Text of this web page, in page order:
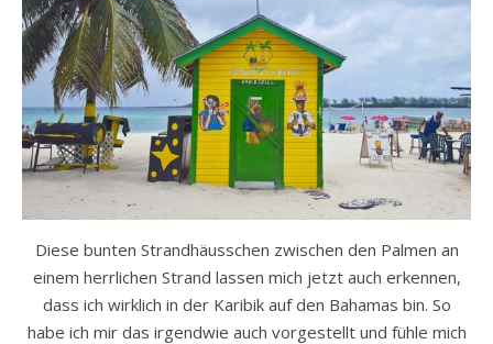
Diese bunten Strandhäusschen zwischen den Palmen an
einem herrlichen Strand lassen mich jetzt auch erkennen,
dass ich wirklich in der Karibik auf den Bahamas bin. So
habe ich mir das irgendwie auch vorgestellt und fühle mich